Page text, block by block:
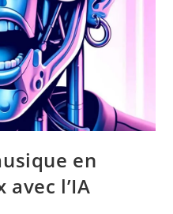
en
l’IA